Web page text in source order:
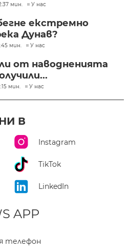
мин. У нас
екстремно
Дунав?
мин. У нас
от наводненията
мин. У нас
В
Instagram
TikTok
LinkedIn
APP
телефон